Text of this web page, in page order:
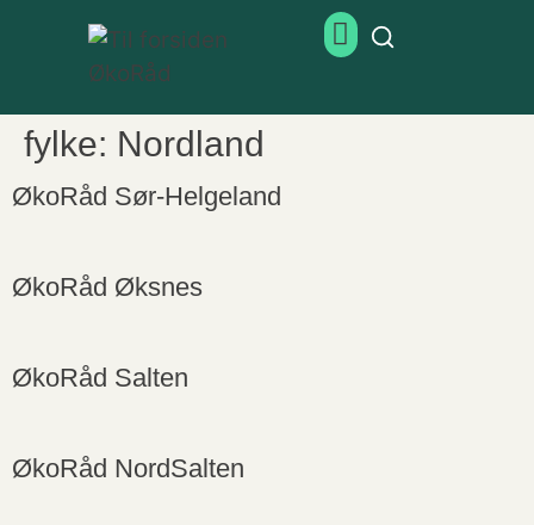
fylke: Nordland
ØkoRåd Sør-Helgeland
ØkoRåd Øksnes
ØkoRåd Salten
ØkoRåd NordSalten